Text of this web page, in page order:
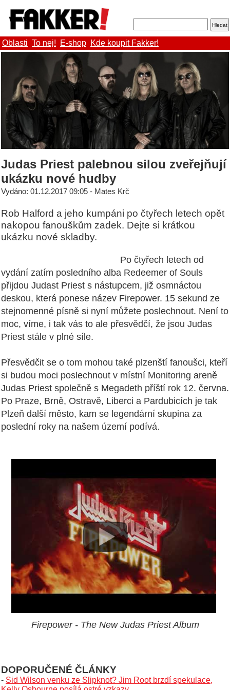
Oblasti To nej! E-shop Kde koupit Fakker!
Judas Priest palebnou silou zveřejňují
ukázku nové hudby
Vydáno: 01.12.2017 09:05 - Mates Krč
Rob Halford a jeho kumpáni po čtyřech letech opět
nakopou fanouškům zadek. Dejte si krátkou
ukázku nové skladby.
Po čtyřech letech od
vydání zatím posledního alba Redeemer of Souls
přijdou Judast Priest s nástupcem, již osmnáctou
deskou, která ponese název Firepower. 15 sekund ze
stejnomenné písně si nyní můžete poslechnout. Není to
moc, víme, i tak vás to ale přesvědčí, že jsou Judas
Priest stále v plné síle.
Přesvědčit se o tom mohou také plzenští fanoušci, kteří
si budou moci poslechnout v místní Monitoring areně
Judas Priest společně s Megadeth příští rok 12. června.
Po Praze, Brně, Ostravě, Liberci a Pardubicích je tak
Plzeň další město, kam se legendární skupina za
poslední roky na našem území podívá.
Firepower - The New Judas Priest Album
DOPORUČENÉ ČLÁNKY
- Sid Wilson venku ze Slipknot? Jim Root brzdí spekulace,